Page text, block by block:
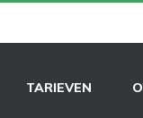
TARIEVEN